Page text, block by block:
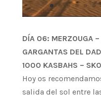
DÍA 06: MERZOUGA
GARGANTAS DEL
1000 KASBAHS –
Hoy os
salida del sol entre